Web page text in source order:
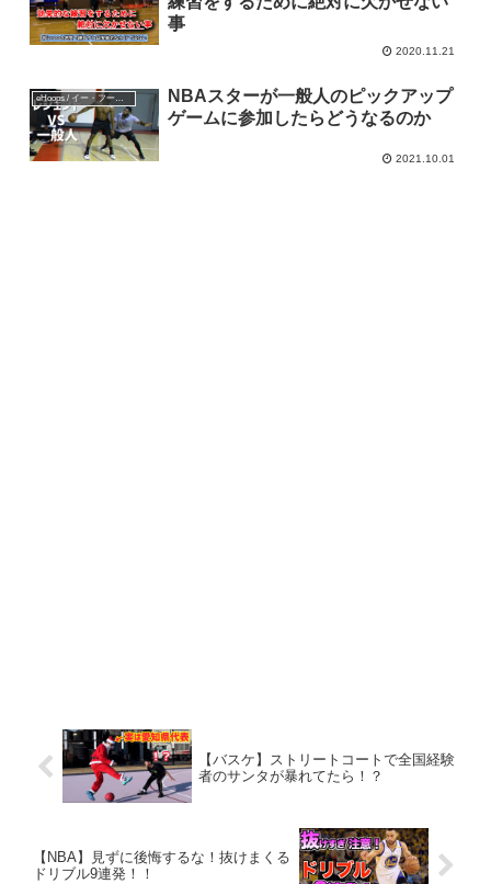
事
2020.11.21
eHoops / イー・フープス
NBAスターが一般人のピックアップ
ゲームに参加したらどうなるのか
2021.10.01
【バスケ】ストリートコートで全国経験
者のサンタが暴れてたら！？
【NBA】見ずに後悔するな！抜けまくる
ドリブル9連発！！